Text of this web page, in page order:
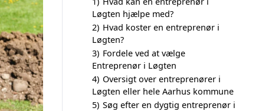
Løgten hjælpe med?
2) Hvad koster en entreprenør i
Løgten?
3) Fordele ved at vælge
Entreprenør i Løgten
4) Oversigt over entreprenører i
Løgten eller hele Aarhus kommune
5) Søg efter en dygtig entreprenør i